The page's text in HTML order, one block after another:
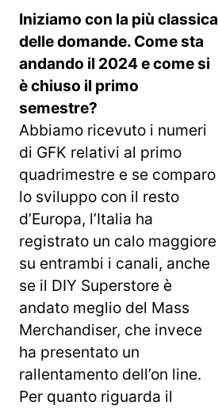
Iniziamo con la più classica
delle domande. Come sta
andando il 2024 e come si
è chiuso il primo
semestre?
Abbiamo ricevuto i numeri
di GFK relativi al primo
quadrimestre e se comparo
lo sviluppo con il resto
d’Europa, l’Italia ha
registrato un calo maggiore
su entrambi i canali, anche
se il DIY Superstore è
andato meglio del Mass
Merchandiser, che invece
ha presentato un
rallentamento dell’on line.
Per quanto riguarda il